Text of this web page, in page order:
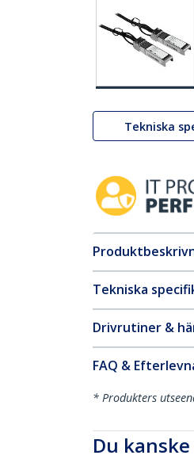
Tekniska
Tekniska
Drivrutiner &
FAQ &
* Produkters
Du